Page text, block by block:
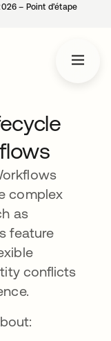
– Point d’étape
complex
as
feature
conflicts